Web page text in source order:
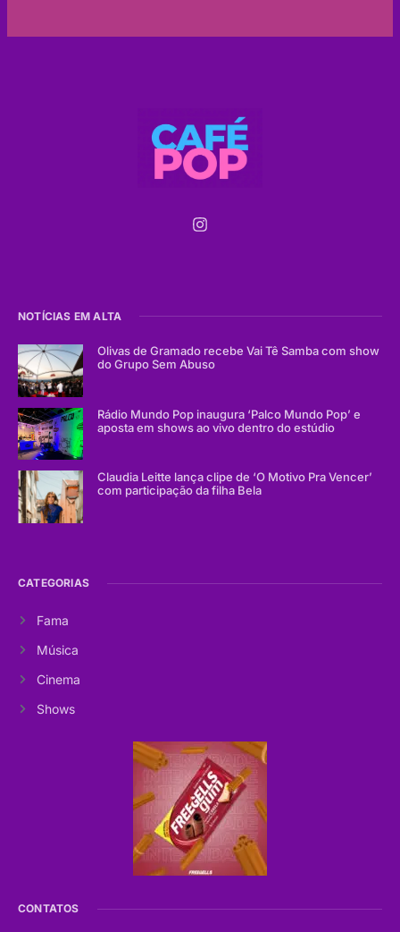
NOTÍCIAS EM ALTA
Olivas de Gramado recebe Vai Tê Samba com show
do Grupo Sem Abuso
Rádio Mundo Pop inaugura ‘Palco Mundo Pop’ e
aposta em shows ao vivo dentro do estúdio
Claudia Leitte lança clipe de ‘O Motivo Pra Vencer’
com participação da filha Bela
CATEGORIAS
Fama
Música
Cinema
Shows
CONTATOS